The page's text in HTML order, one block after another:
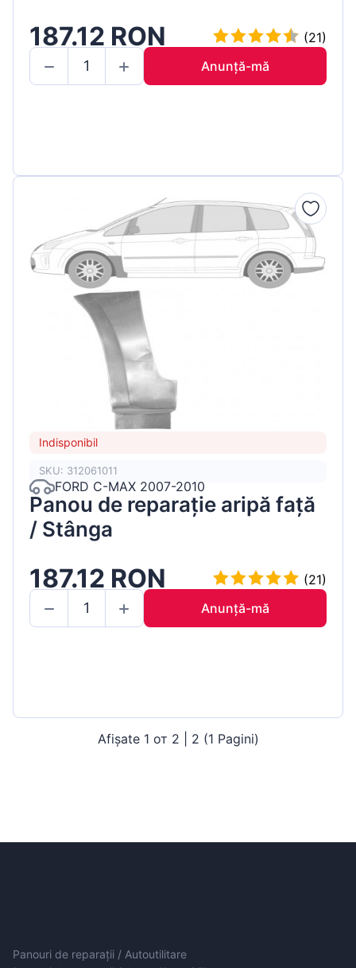
187.12 RON
(21)
Anunță-mă
Indisponibil
SKU: 312061011
FORD C-MAX 2007-2010
Panou de reparație aripă față
/ Stânga
187.12 RON
(21)
Anunță-mă
Afișate 1 от 2 | 2 (1 Pagini)
Panouri de reparații / Autoutilitare